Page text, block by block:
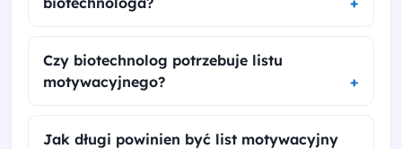
Czy biotechnolog potrzebuje listu
motywacyjnego?
Jak długi powinien być list motywacyjny